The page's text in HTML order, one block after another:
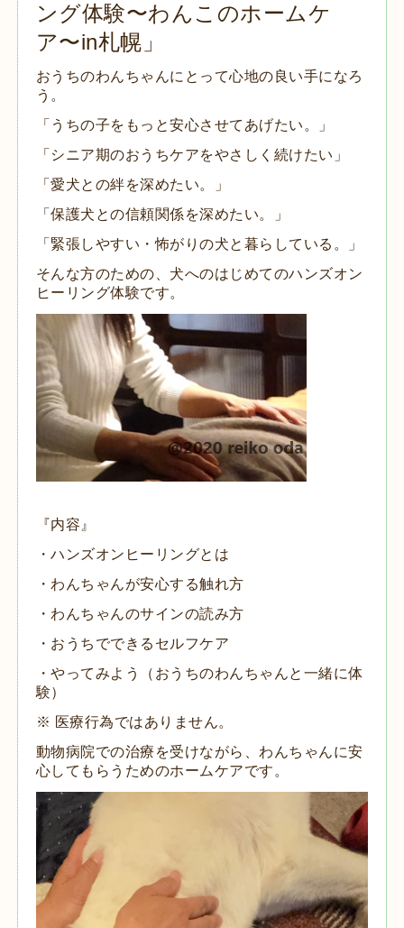
ング体験〜わんこのホームケ
ア〜in札幌」
おうちのわんちゃんにとって心地の良い手になろ
う。
「うちの子をもっと安心させてあげたい。」
「シニア期のおうちケアをやさしく続けたい」
「愛犬との絆を深めたい。」
「保護犬との信頼関係を深めたい。」
「緊張しやすい・怖がりの犬と暮らしている。」
そんな方のための、犬へのはじめてのハンズオン
ヒーリング体験です。
『内容』
・ハンズオンヒーリングとは
・わんちゃんが安心する触れ方
・わんちゃんのサインの読み方
・おうちでできるセルフケア
・やってみよう（おうちのわんちゃんと一緒に体
験）
※ 医療行為ではありません。
動物病院での治療を受けながら、わんちゃんに安
心してもらうためのホームケアです。